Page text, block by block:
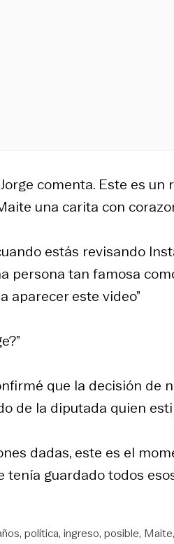
comenta. Este es
una carita con
estás revisando
persona tan famosa
aparecer este video”
que la decisión de
de la diputada quien
dadas, este es el
tenía guardado todos
política ingreso posible Maite